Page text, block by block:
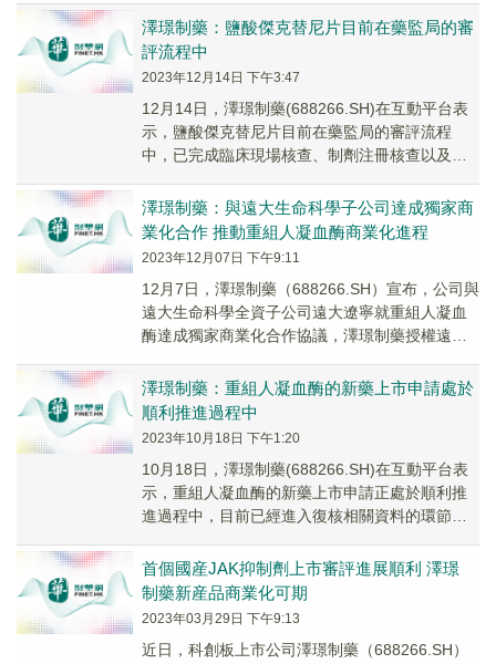
澤璟制藥：鹽酸傑克替尼片目前在藥監局的審
評流程中
2023年12月14日 下午3:47
12月14日，澤璟制藥(688266.SH)在互動平台表
示，鹽酸傑克替尼片目前在藥監局的審評流程
中，已完成臨床現場核查、制劑注冊核查以及原
澤璟制藥：與遠大生命科學子公司達成獨家商
業化合作 推動重組人凝血酶商業化進程
2023年12月07日 下午9:11
12月7日，澤璟制藥（688266.SH）宣布，公司與
遠大生命科學全資子公司遠大遼寧就重組人凝血
酶達成獨家商業化合作協議，澤璟制藥授權遠大
澤璟制藥：重組人凝血酶的新藥上市申請處於
順利推進過程中
2023年10月18日 下午1:20
10月18日，澤璟制藥(688266.SH)在互動平台表
示，重組人凝血酶的新藥上市申請正處於順利推
進過程中，目前已經進入復核相關資料的環節。
首個國産JAK抑制劑上市審評進展順利 澤璟
制藥新産品商業化可期
2023年03月29日 下午9:13
近日，科創板上市公司澤璟制藥（688266.SH）